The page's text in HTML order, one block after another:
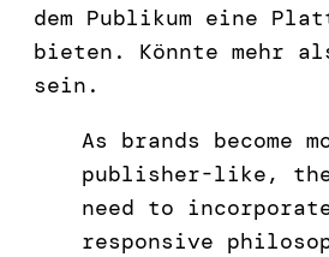
dem Publikum eine
bieten. Könnte mehr
sein.
As brands become
publisher-like,
need to
responsive